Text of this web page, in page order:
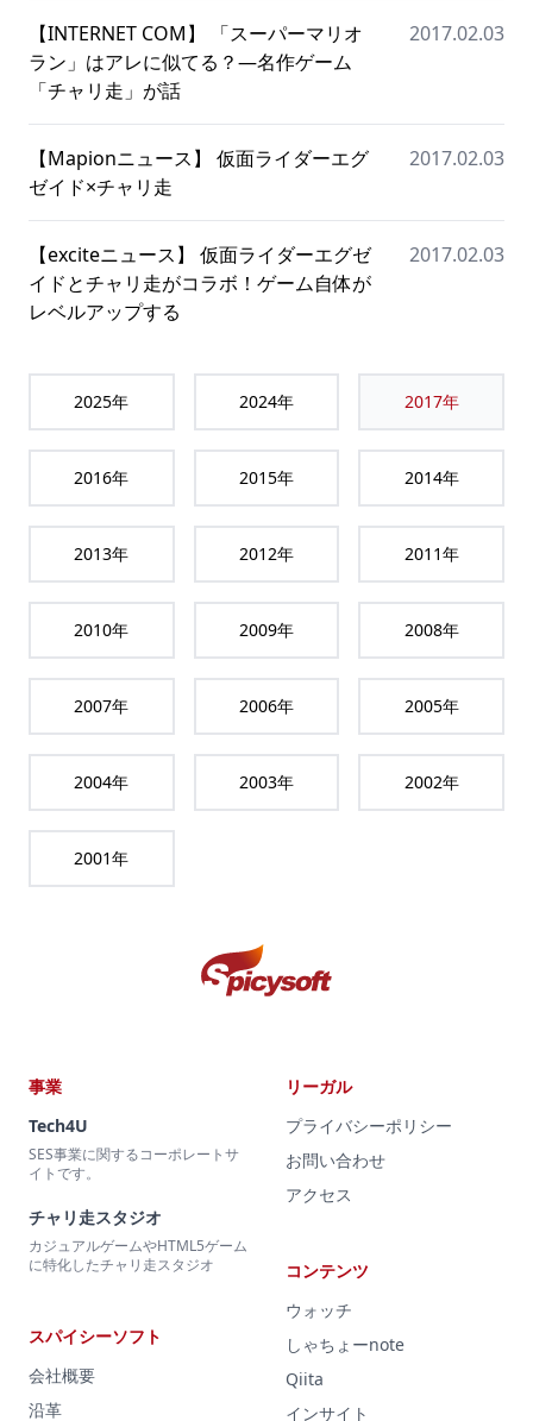
【INTERNET COM】 「スーパーマリオ
ラン」はアレに似てる？―名作ゲーム
「チャリ走」が話
2017.02.03
【Mapionニュース】 仮面ライダーエグ
ゼイド×チャリ走
2017.02.03
【exciteニュース】 仮面ライダーエグゼ
イドとチャリ走がコラボ！ゲーム自体が
レベルアップする
2017.02.03
2025年 2024年 2017年
2016年 2015年 2014年
2013年 2012年 2011年
2010年 2009年 2008年
2007年 2006年 2005年
2004年 2003年 2002年
2001年
事業
Tech4U
SES事業に関するコーポレートサ
イトです。
チャリ走スタジオ
カジュアルゲームやHTML5ゲーム
に特化したチャリ走スタジオ
スパイシーソフト
会社概要
沿革
リーガル
プライバシーポリシー
お問い合わせ
アクセス
コンテンツ
ウォッチ
しゃちょーnote
Qiita
インサイト